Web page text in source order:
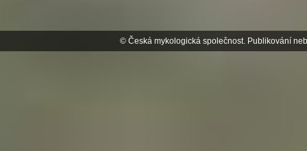
© Česká mykologická společnost. Publikování